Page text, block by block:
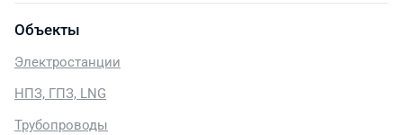
Объекты
Электростанции
НПЗ, ГПЗ, LNG
Трубопроводы